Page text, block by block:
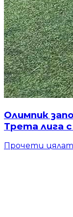
Олимпик
Трета лига
Прочети